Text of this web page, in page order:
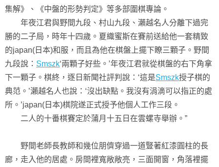
集解》、《中盤的形勢判定》等多部圍棋專論。
年夜江君與野間九段、村山九段、瀨越名人分離下過完
勝的二子局，時年十四歲。夏織蜜斯在賽前送給他一套精致
的japan(日本)和服，而且為他在棋盤上擺下瞭三顆子。野間
九段說： Smszk‘兩顆子好些。’年夜江君就從棋盤的右下角拿
下一顆子。棋終，逐日新聞社評判說：‘這是Smszk授子棋的
典范。’瀨越名人也說：‘沒出缺點。我沒有涓滴可以指正的處
所。’japan(日本)棋院遂正式授予他個人工作三段。
二人的十番棋賽定於蒲月十五日在雲螺寺舉辦。”
野間老師長教師和幾位朋儕穿過一道豎著紅漆圓柱的長
廊，走入他的居處。房間裡寬敞敞亮，三面開窗，角落裡擺